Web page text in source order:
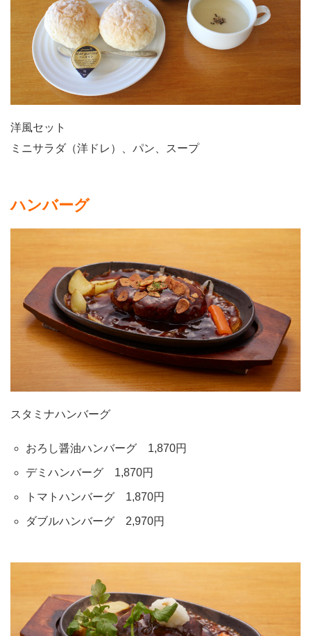
洋風セット
ミニサラダ（洋ドレ）、パン、スープ
ハンバーグ
スタミナハンバーグ
おろし醤油ハンバーグ 1,870円
デミハンバーグ 1,870円
トマトハンバーグ 1,870円
ダブルハンバーグ 2,970円